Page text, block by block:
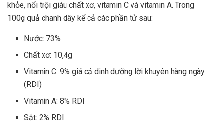
khỏe, nổi trội giàu chất xơ, vitamin C và vitamin A. Trong
100g quả chanh dây kể cả các phần tử sau:
Nước: 73%
Chất xơ: 10,4g
Vitamin C: 9% giá cả dinh dưỡng lời khuyên hàng ngày
(RDI)
Vitamin A: 8% RDI
Sắt: 2% RDI